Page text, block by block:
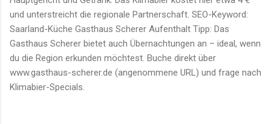
und unterstreicht die regionale Partnerschaft. SEO-Keyword:
Saarland-Küche Gasthaus Scherer Aufenthalt Tipp: Das
Gasthaus Scherer bietet auch Übernachtungen an – ideal, wenn
du die Region erkunden möchtest. Buche direkt über
www.gasthaus-scherer.de (angenommene URL) und frage nach
Klimabier-Specials.